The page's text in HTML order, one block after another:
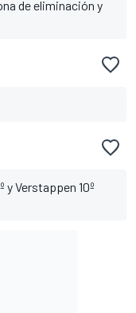
de eliminación y
y Verstappen 10º